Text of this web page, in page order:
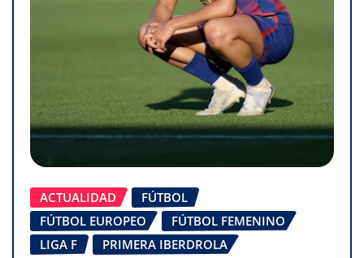
ACTUALIDAD
FÚTBOL
FÚTBOL EUROPEO
FÚTBOL FEMENINO
LIGA F
PRIMERA IBERDROLA